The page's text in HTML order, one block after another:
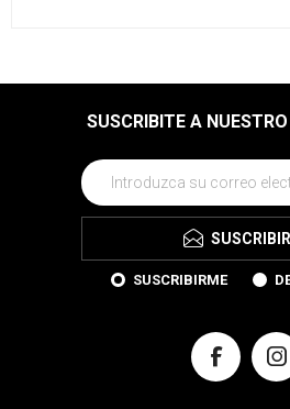
SUSCRIBITE A
SUSCRIBIRME